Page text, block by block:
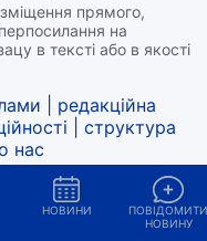
прямого,
на
в тексті або в якості
редакційна
структура
нас
НОВИНИ
НОВИНУ